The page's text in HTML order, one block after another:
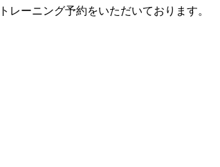
レーニング予約をいただいております。